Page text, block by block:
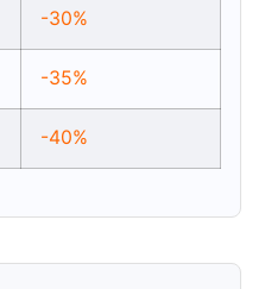
-30%
-35%
-40%